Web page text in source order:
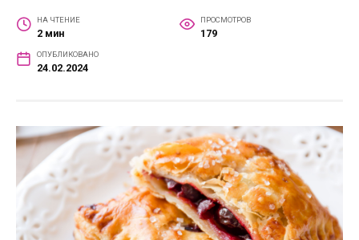
НА ЧТЕНИЕ
2 мин
ПРОСМОТРОВ
179
ОПУБЛИКОВАНО
24.02.2024